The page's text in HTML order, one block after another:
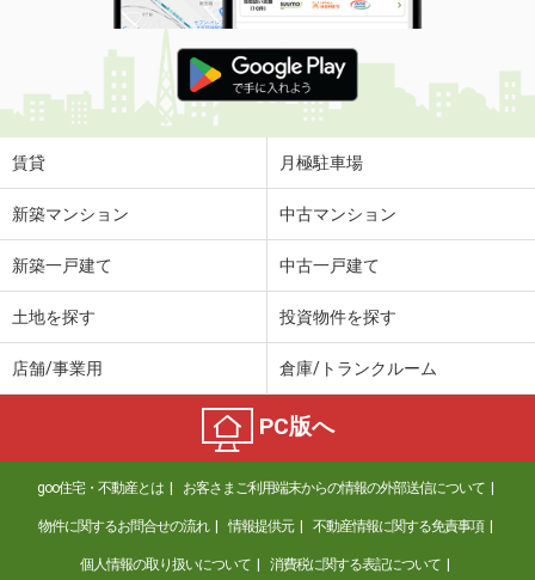
賃貸 月極駐車場
新築マンション 中古マンション
新築一戸建て 中古一戸建て
土地を探す 投資物件を探す
店舗/事業用 倉庫/トランクルーム
PC版へ
goo住宅・不動産とは お客さまご利用端末からの情報の外部送信について
物件に関するお問合せの流れ 情報提供元 不動産情報に関する免責事項
個人情報の取り扱いについて 消費税に関する表記について